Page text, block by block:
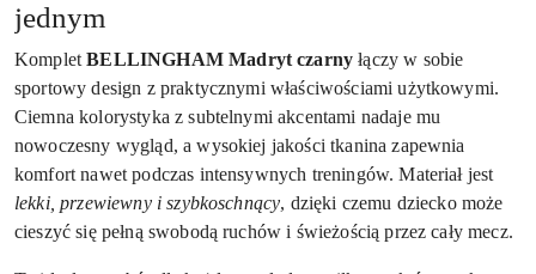
jednym
KompletBELLINGHAM Madryt czarny łączy w sobie
sportowy design z praktycznymi właściwościami użytkowymi.
Ciemna kolorystyka z subtelnymi akcentami nadaje mu
nowoczesny wygląd, a wysokiej jakości tkanina zapewnia
komfort nawet podczas intensywnych treningów. Materiał jest
lekki, przewiewny i szybkoschnący, dzięki czemu dziecko może
cieszyć się pełną swobodą ruchów i świeżością przez cały mecz.